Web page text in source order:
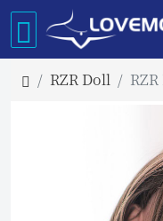
RZR Doll